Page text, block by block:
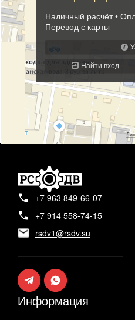
+7 963 849-66-07
+7 914 558-74-15
rsdv1@rsdv.su
Информация